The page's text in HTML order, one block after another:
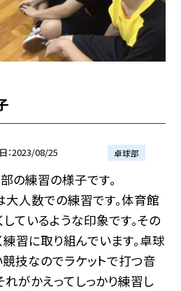
2023/08/25 卓球部
の練習の様子です。
人数での練習です。体育館
ているような印象です。その
習に取り組んでいます。卓球
技なのでラケットで打つ音
れがかえってしっかり練習し